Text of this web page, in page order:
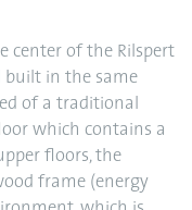
center of the Rilspert
built in the same
of a traditional
which contains a
floors, the
frame (energy